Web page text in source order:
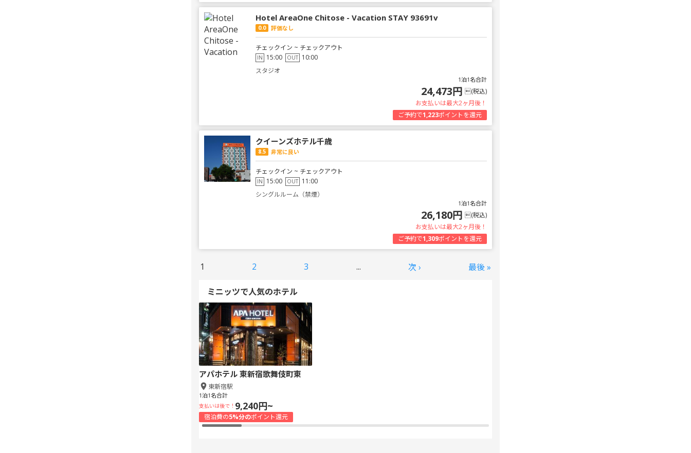
Hotel AreaOne Chitose - Vacation STAY 93691v
0.0 評価なし
チェックイン ~ チェックアウト
IN 15:00 OUT 10:00
スタジオ
1泊1名合計
24,473円 (税込)
お支払いは最大2ヶ月後！
ご予約で1,223ポイントを還元
クイーンズホテル千歳
8.5 非常に良い
チェックイン ~ チェックアウト
IN 15:00 OUT 11:00
シングルルーム（禁煙）
1泊1名合計
26,180円 (税込)
お支払いは最大2ヶ月後！
ご予約で1,309ポイントを還元
1 2 3 ... 次 › 最後 »
ミニッツで人気のホテル
アパホテル 東新宿歌舞伎町東
東新宿駅
1泊1名合計
支払いは後で！ 9,240円~
宿泊費の5%分のポイント還元